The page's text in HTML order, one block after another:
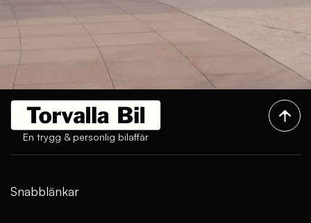
En trygg & personlig bilaffär
Snabblänkar